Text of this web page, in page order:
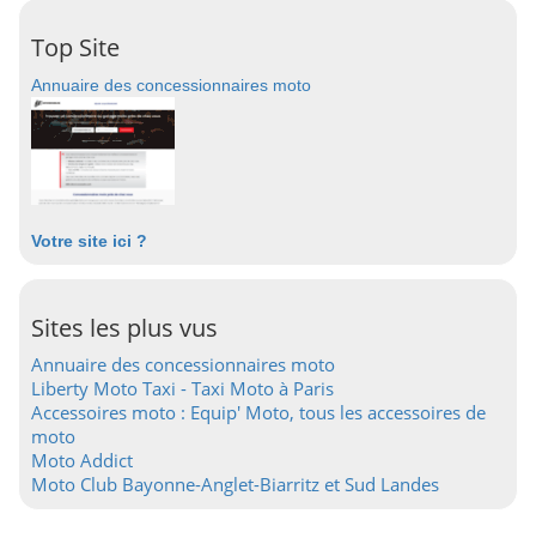
Top Site
Annuaire des concessionnaires moto
Votre site ici ?
Sites les plus vus
Annuaire des concessionnaires moto
Liberty Moto Taxi - Taxi Moto à Paris
Accessoires moto : Equip' Moto, tous les accessoires de
moto
Moto Addict
Moto Club Bayonne-Anglet-Biarritz et Sud Landes